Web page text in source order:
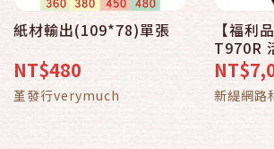
紙材輸出(109*78)單張
NT$480
堇發行verymuch
【福利
T970R
圈裝訂
機/外箱
新緹網路